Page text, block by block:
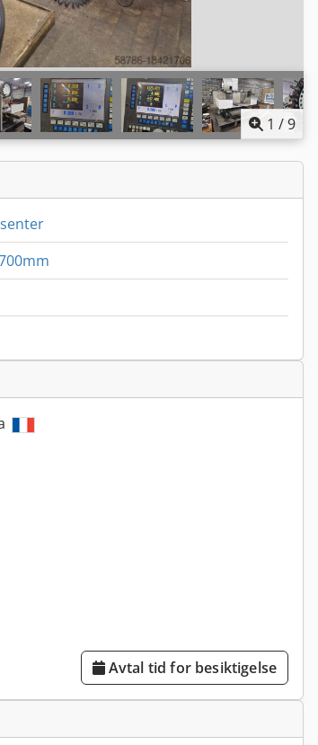
1 /9
Avtal tid for besiktigelse